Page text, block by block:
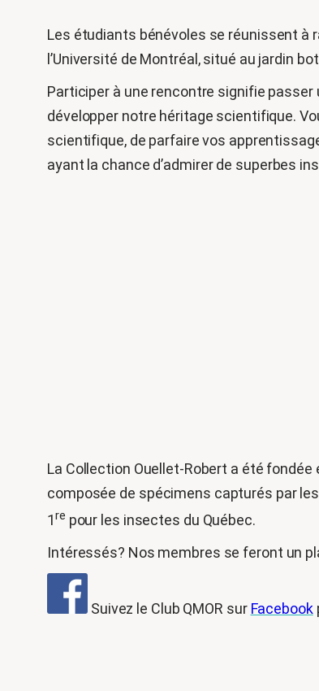
Les étudiants bénévoles se réunissent à
l’Université de Montréal, situé au jardin
Participer à une rencontre signifie
développer notre héritage scientifique.
scientifique, de parfaire vos
ayant la chance d’admirer de superbes
La Collection Ouellet-Robert a été
composée de spécimens capturés par
1re pour les insectes du Québec.
Intéressés? Nos membres se feront un
Suivez le Club QMOR sur Facebook